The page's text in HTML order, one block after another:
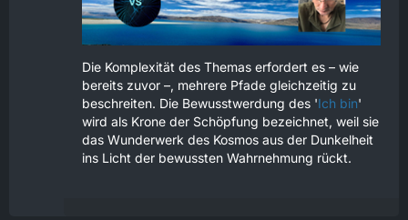
Die Komplexität des Themas erfordert es – wie
bereits zuvor –, mehrere Pfade gleichzeitig zu
beschreiten. Die Bewusstwerdung des 'Ich bin'
wird als Krone der Schöpfung bezeichnet, weil sie
das Wunderwerk des Kosmos aus der Dunkelheit
ins Licht der bewussten Wahrnehmung rückt.